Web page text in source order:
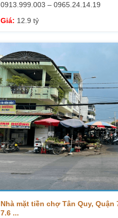
0913.999.003 – 0965.24.14.19
Giá: 12.9 tỷ
Nhà mặt tiền chợ Tân Quy, Quận
7.6 ...